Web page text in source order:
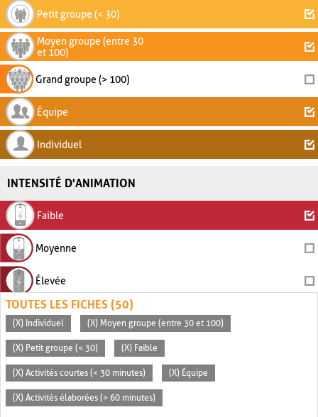
Petit groupe (< 30)
Moyen groupe (entre 30
et 100)
Grand groupe (> 100)
Équipe
Individuel
INTENSITÉ D'ANIMATION
Faible
Moyenne
Élevée
TOUTES LES FICHES (50)
(X) Individuel (X) Moyen groupe (entre 30 et 100)
(X) Petit groupe (< 30) (X) Faible
(X) Activités courtes (< 30 minutes) (X) Équipe
(X) Activités élaborées (> 60 minutes)